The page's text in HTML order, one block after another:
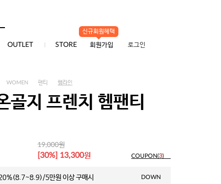
OUTLET STORE
신규회원혜택
회원가입 로그인
WOMEN 팬티 햄라인
골지 프렌치 헴팬티
19,000원
[30%] 13,300원 COUPON(3)
5만원 이상 구매시 DOWN